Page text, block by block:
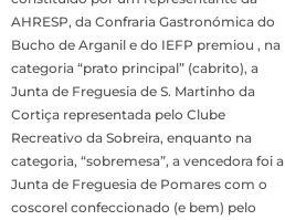
AHRESP, da Confraria Gastronómica do
Bucho de Arganil e do IEFP premiou , na
categoria “prato principal” (cabrito), a
Junta de Freguesia de S. Martinho da
Cortiça representada pelo Clube
Recreativo da Sobreira, enquanto na
categoria, “sobremesa”, a vencedora foi a
Junta de Freguesia de Pomares com o
coscorel confeccionado (e bem) pelo